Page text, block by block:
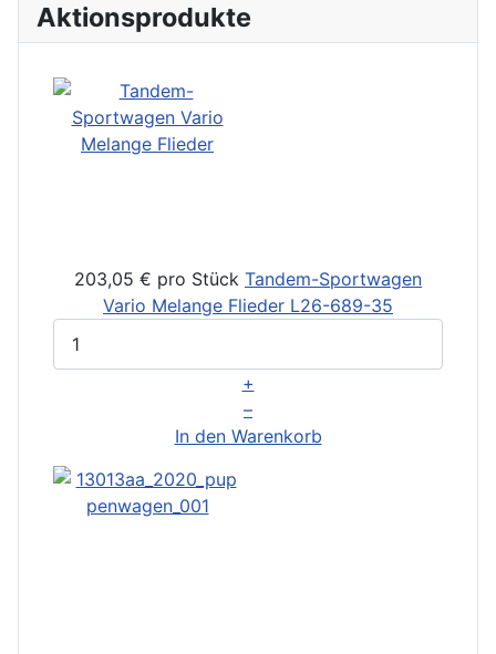
Aktionsprodukte
203,05 € pro Stück Tandem-Sportwagen
Vario Melange Flieder L26-689-35
+
–
In den Warenkorb